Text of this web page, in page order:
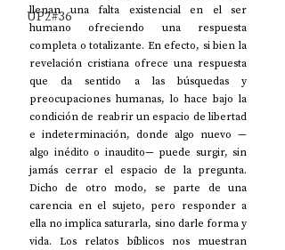
UP2#36
llenan una falta existencial en el ser
humano ofreciendo una respuesta
completa o totalizante. En efecto, si bien la
revelación cristiana ofrece una respuesta
que da sentido a las búsquedas y
preocupaciones humanas, lo hace bajo la
condición de reabrir un espacio de libertad
e indeterminación, donde algo nuevo —
algo inédito o inaudito— puede surgir, sin
jamás cerrar el espacio de la pregunta.
Dicho de otro modo, se parte de una
carencia en el sujeto, pero responder a
ella no implica saturarla, sino darle forma y
vida. Los relatos bíblicos nos muestran